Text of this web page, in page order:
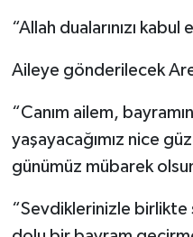
“Allah dualarınızı kabul
Aileye gönderilecek
“Canım ailem,
yaşayacağımız nice
günümüz mübarek
“Sevdiklerinizle birlikte